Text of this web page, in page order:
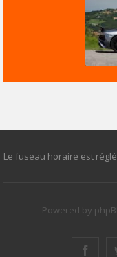
Le fuseau horaire est
Powered by